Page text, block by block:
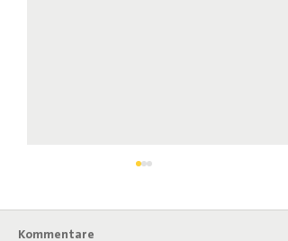
Kommentare